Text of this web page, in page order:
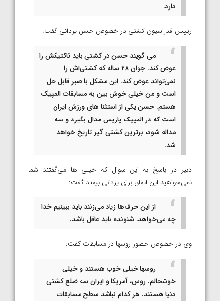
دارد.
رییس فدراسیون کشتی در خصوص حسن یزدانی گفت:
می گویند حسن در کشتی باید تاکتیکش را
عوض کند. جوان ۲۸ ساله که کشتی‌اش را
نمی‌تواند عوض کند. این مشکل با صبر قابل حل
است و من خیلی خوش بین به مسابقات المپیک
هستم. حسن یکی از استثنا های ورزش ایران
است که در المپیک پاریس مدال بگیرد و سه
مداله شود، برترین کشتی گیر تاریخ خواهد
شد.
دبیر در پاسخ به این سوال که خیلی ها می‌گفتند شما
نمی‌خواهید این اتفاق برای یزدانی بیفتد گفت:
از این حرف‌ها زیاد می‌زنند باید ببینیم خدا
چه می‌خواهد. شنونده باید عاقل باشد.
وی در خصوص حضور روسها در مسابقات گفت:
روسها خیلی خوب هستند و خیلی
خوشحالم. روس، آمریکا و ایران سه ضلع کشتی
دنیا هستند. هر کدام نباشد سطح مسابقات